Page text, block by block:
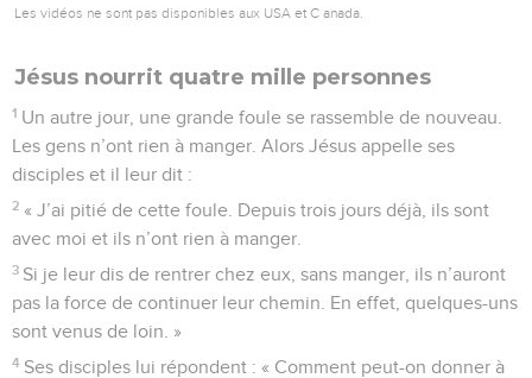
Les vidéos ne sont pas disponibles aux USA et C anada.
Jésus nourrit quatre mille personnes
1 Un autre jour, une grande foule se rassemble de nouveau.
Les gens n’ont rien à manger. Alors Jésus appelle ses
disciples et il leur dit :
2 « J’ai pitié de cette foule. Depuis trois jours déjà, ils sont
avec moi et ils n’ont rien à manger.
3 Si je leur dis de rentrer chez eux, sans manger, ils n’auront
pas la force de continuer leur chemin. En effet, quelques-uns
sont venus de loin. »
4 Ses disciples lui répondent : « Comment peut-on donner à